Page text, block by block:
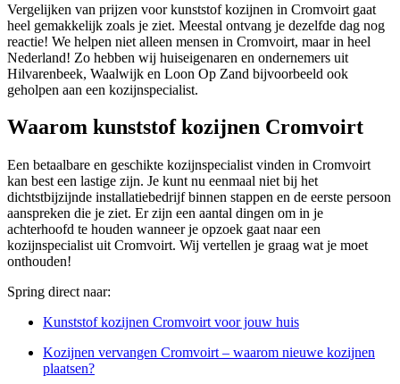
Vergelijken van prijzen voor kunststof kozijnen in Cromvoirt gaat
heel gemakkelijk zoals je ziet. Meestal ontvang je dezelfde dag nog
reactie! We helpen niet alleen mensen in Cromvoirt, maar in heel
Nederland! Zo hebben wij huiseigenaren en ondernemers uit
Hilvarenbeek, Waalwijk en Loon Op Zand bijvoorbeeld ook
geholpen aan een kozijnspecialist.
Waarom kunststof kozijnen Cromvoirt
Een betaalbare en geschikte kozijnspecialist vinden in Cromvoirt
kan best een lastige zijn. Je kunt nu eenmaal niet bij het
dichtstbijzijnde installatiebedrijf binnen stappen en de eerste persoon
aanspreken die je ziet. Er zijn een aantal dingen om in je
achterhoofd te houden wanneer je opzoek gaat naar een
kozijnspecialist uit Cromvoirt. Wij vertellen je graag wat je moet
onthouden!
Spring direct naar:
Kunststof kozijnen Cromvoirt voor jouw huis
Kozijnen vervangen Cromvoirt – waarom nieuwe kozijnen
plaatsen?